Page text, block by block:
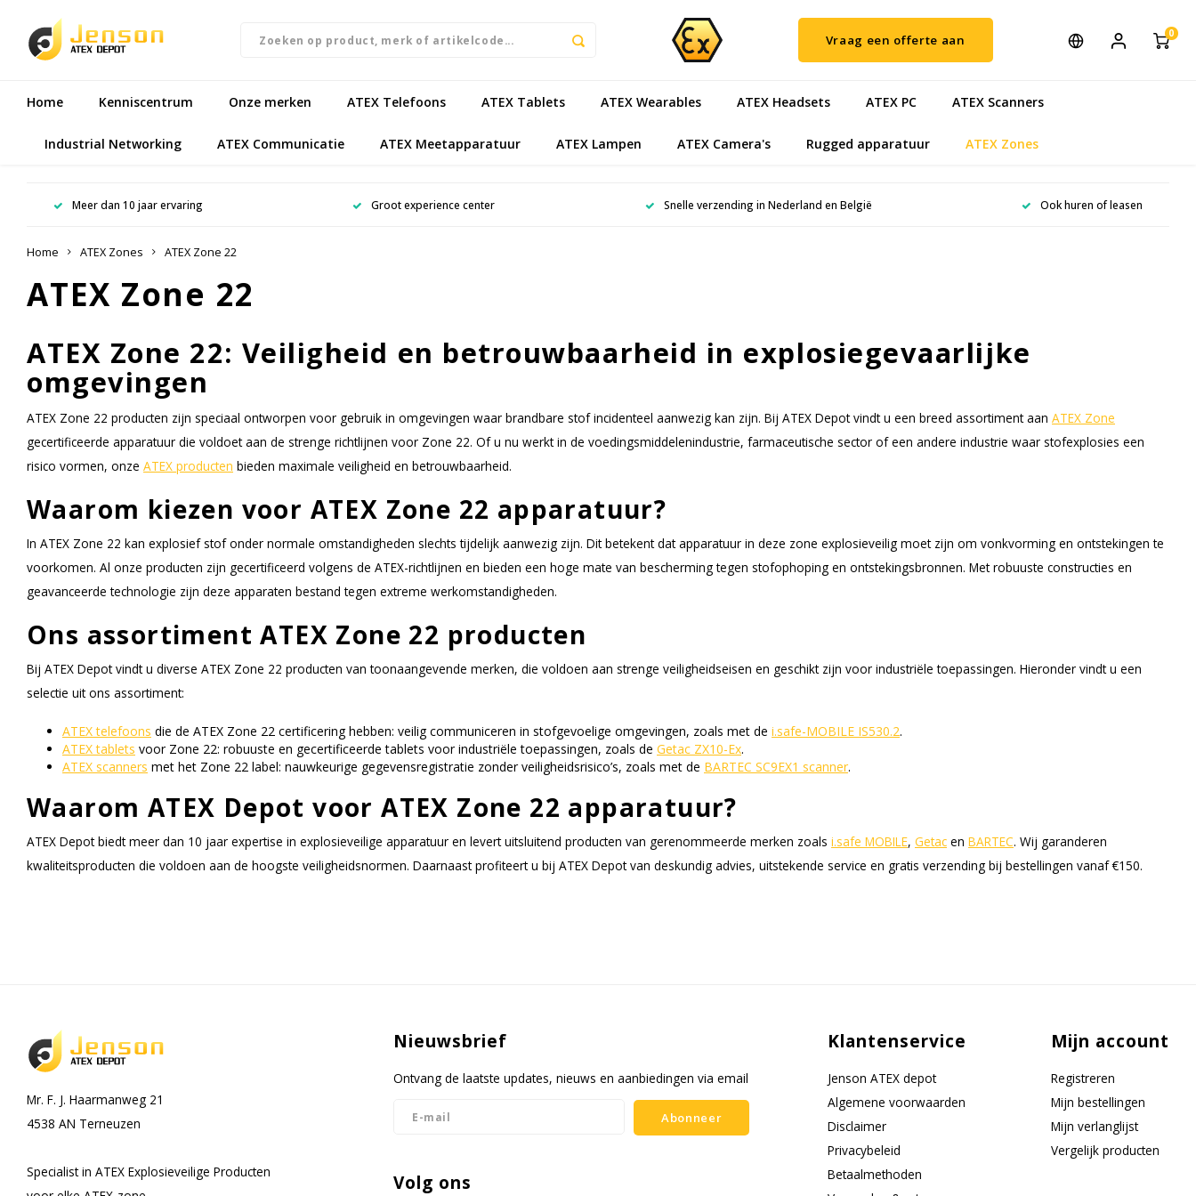
Vraag een offerte aan 0
Home Kenniscentrum Onze merken ATEX Telefoons ATEX Tablets ATEX Wearables ATEX Headsets ATEX PC ATEX Scanners
Industrial Networking ATEX Communicatie ATEX Meetapparatuur ATEX Lampen ATEX Camera's Rugged apparatuur ATEX Zones
Meer dan 10 jaar ervaring Groot experience center Snelle verzending in Nederland en België Ook huren of leasen
Home ATEX Zones ATEX Zone 22
ATEX Zone 22
ATEX Zone 22: Veiligheid en betrouwbaarheid in explosiegevaarlijke
omgevingen
ATEX Zone 22 producten zijn speciaal ontworpen voor gebruik in omgevingen waar brandbare stof incidenteel aanwezig kan zijn. Bij ATEX Depot vindt u een breed assortiment aan ATEX Zone
gecertificeerde apparatuur die voldoet aan de strenge richtlijnen voor Zone 22. Of u nu werkt in de voedingsmiddelenindustrie, farmaceutische sector of een andere industrie waar stofexplosies een
risico vormen, onze ATEX producten bieden maximale veiligheid en betrouwbaarheid.
Waarom kiezen voor ATEX Zone 22 apparatuur?
In ATEX Zone 22 kan explosief stof onder normale omstandigheden slechts tijdelijk aanwezig zijn. Dit betekent dat apparatuur in deze zone explosieveilig moet zijn om vonkvorming en ontstekingen te
voorkomen. Al onze producten zijn gecertificeerd volgens de ATEX-richtlijnen en bieden een hoge mate van bescherming tegen stofophoping en ontstekingsbronnen. Met robuuste constructies en
geavanceerde technologie zijn deze apparaten bestand tegen extreme werkomstandigheden.
Ons assortiment ATEX Zone 22 producten
Bij ATEX Depot vindt u diverse ATEX Zone 22 producten van toonaangevende merken, die voldoen aan strenge veiligheidseisen en geschikt zijn voor industriële toepassingen. Hieronder vindt u een
selectie uit ons assortiment:
ATEX telefoons die de ATEX Zone 22 certificering hebben: veilig communiceren in stofgevoelige omgevingen, zoals met de i.safe-MOBILE IS530.2.
ATEX tablets voor Zone 22: robuuste en gecertificeerde tablets voor industriële toepassingen, zoals de Getac ZX10-Ex.
ATEX scanners met het Zone 22 label: nauwkeurige gegevensregistratie zonder veiligheidsrisico’s, zoals met de BARTEC SC9EX1 scanner.
Waarom ATEX Depot voor ATEX Zone 22 apparatuur?
ATEX Depot biedt meer dan 10 jaar expertise in explosieveilige apparatuur en levert uitsluitend producten van gerenommeerde merken zoals i.safe MOBILE, Getac en BARTEC. Wij garanderen
kwaliteitsproducten die voldoen aan de hoogste veiligheidsnormen. Daarnaast profiteert u bij ATEX Depot van deskundig advies, uitstekende service en gratis verzending bij bestellingen vanaf €150.
Mr. F. J. Haarmanweg 21
4538 AN Terneuzen
Specialist in ATEX Explosieveilige Producten
Nieuwsbrief
Ontvang de laatste updates, nieuws en aanbiedingen via email
Abonneer
Volg ons
Klantenservice
Jenson ATEX depot
Algemene voorwaarden
Disclaimer
Privacybeleid
Betaalmethoden
Mijn account
Registreren
Mijn bestellingen
Mijn verlanglijst
Vergelijk producten